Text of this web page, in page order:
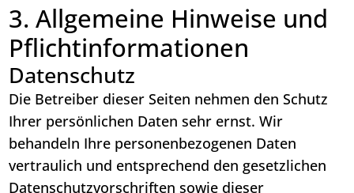
3. Allgemeine Hinweise und
Pflicht­informationen
Datenschutz
Die Betreiber dieser Seiten nehmen den Schutz
Ihrer persönlichen Daten sehr ernst. Wir
behandeln Ihre personenbezogenen Daten
vertraulich und entsprechend den gesetzlichen
Datenschutzvorschriften sowie dieser